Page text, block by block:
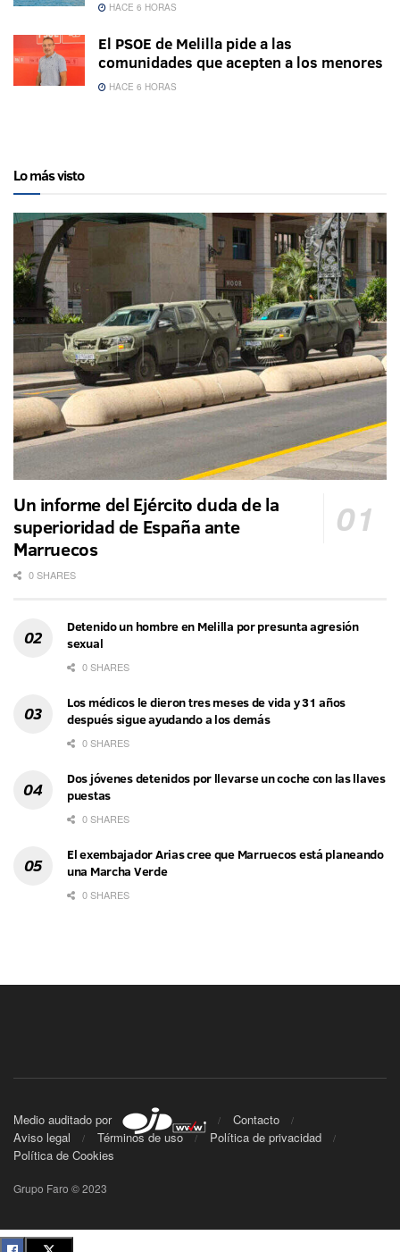
HACE 6 HORAS
El PSOE de Melilla pide a las
comunidades que acepten a los menores
HACE 6 HORAS
Lo más visto
Un informe del Ejército duda de la
superioridad de España ante
Marruecos
0 SHARES
Detenido un hombre en Melilla por presunta agresión
sexual
0 SHARES
Los médicos le dieron tres meses de vida y 31 años
después sigue ayudando a los demás
0 SHARES
Dos jóvenes detenidos por llevarse un coche con las llaves
puestas
0 SHARES
El exembajador Arias cree que Marruecos está planeando
una Marcha Verde
0 SHARES
Medio auditado por
Contacto
Aviso legal
Términos de uso
Política de privacidad
Política de Cookies
Grupo Faro © 2023